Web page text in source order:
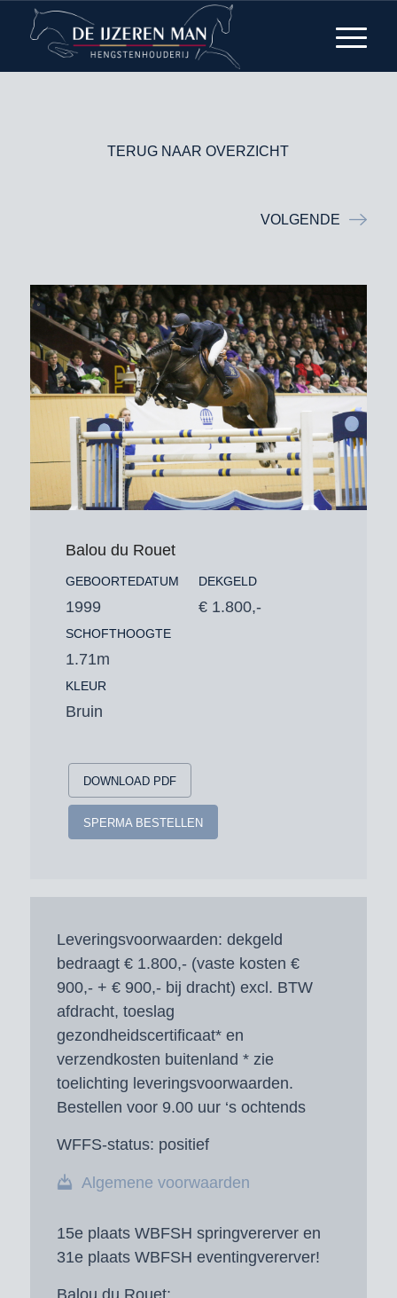
TERUG NAAR OVERZICHT
VOLGENDE
Balou du Rouet
GEBOORTEDATUM
1999
SCHOFTHOOGTE
1.71m
KLEUR
Bruin
DEKGELD
€ 1.800,-
DOWNLOAD PDF
SPERMA BESTELLEN
Leveringsvoorwaarden: dekgeld
bedraagt € 1.800,- (vaste kosten €
900,- + € 900,- bij dracht) excl. BTW
afdracht, toeslag
gezondheidscertificaat* en
verzendkosten buitenland * zie
toelichting leveringsvoorwaarden.
Bestellen voor 9.00 uur ‘s ochtends
WFFS-status: positief
Algemene voorwaarden
15e plaats WBFSH springvererver en
31e plaats WBFSH eventingvererver!